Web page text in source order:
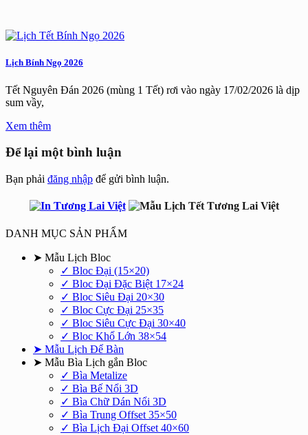
Lịch Bính Ngọ 2026
Tết Nguyên Đán 2026 (mùng 1 Tết) rơi vào ngày 17/02/2026 là dịp
sum vầy,
Xem thêm
Để lại một bình luận
Bạn phải đăng nhập để gửi bình luận.
DANH MỤC SẢN PHẨM
➤ Mẫu Lịch Bloc
✓ Bloc Đại (15×20)
✓ Bloc Đại Đặc Biệt 17×24
✓ Bloc Siêu Đại 20×30
✓ Bloc Cực Đại 25×35
✓ Bloc Siêu Cực Đại 30×40
✓ Bloc Khổ Lớn 38×54
➤ Mẫu Lịch Để Bàn
➤ Mẫu Bìa Lịch gắn Bloc
✓ Bìa Metalize
✓ Bìa Bế Nổi 3D
✓ Bìa Chữ Dán Nổi 3D
✓ Bìa Trung Offset 35×50
✓ Bìa Lịch Đại Offset 40×60